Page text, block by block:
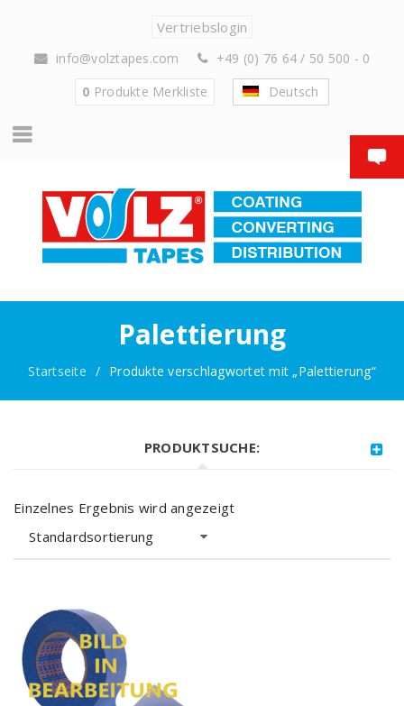
Vertriebslogin
info@volztapes.com
+49 (0) 76 64 / 50 500 - 0
0 Produkte Merkliste Deutsch
Palettierung
Startseite / Produkte verschlagwortet mit „Palettierung“
PRODUKTSUCHE:
Einzelnes Ergebnis wird angezeigt
Standardsortierung